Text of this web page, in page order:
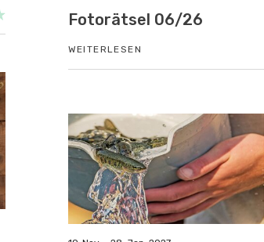
Know-How 06/26
WEITERLESEN